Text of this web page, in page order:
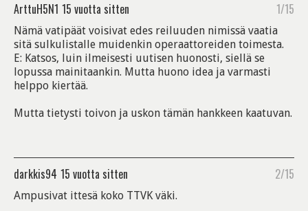
ArttuH5N1 15 vuotta sitten 1/15
Nämä vatipäät voisivat edes reiluuden nimissä vaatia
sitä sulkulistalle muidenkin operaattoreiden toimesta.
E: Katsos, luin ilmeisesti uutisen huonosti, siellä se
lopussa mainitaankin. Mutta huono idea ja varmasti
helppo kiertää.
Mutta tietysti toivon ja uskon tämän hankkeen kaatuvan.
darkkis94 15 vuotta sitten 2/15
Ampusivat ittesä koko TTVK väki.